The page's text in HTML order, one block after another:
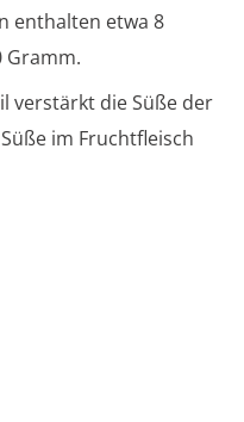
enthalten etwa 8
Gramm.
verstärkt die Süße der
im Fruchtfleisch